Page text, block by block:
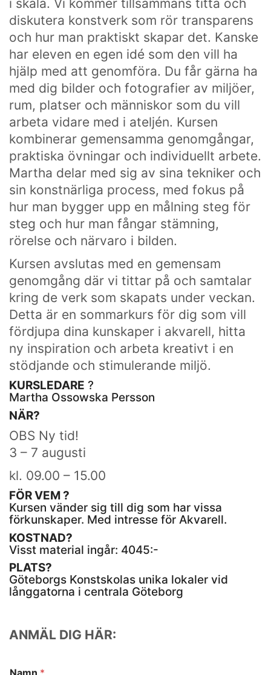
i skala. Vi kommer tillsammans titta och
diskutera konstverk som rör transparens
och hur man praktiskt skapar det. Kanske
har eleven en egen idé som den vill ha
hjälp med att genomföra. Du får gärna ha
med dig bilder och fotografier av miljöer,
rum, platser och människor som du vill
arbeta vidare med i ateljén. Kursen
kombinerar gemensamma genomgångar,
praktiska övningar och individuellt arbete.
Martha delar med sig av sina tekniker och
sin konstnärliga process, med fokus på
hur man bygger upp en målning steg för
steg och hur man fångar stämning,
rörelse och närvaro i bilden.
Kursen avslutas med en gemensam
genomgång där vi tittar på och samtalar
kring de verk som skapats under veckan.
Detta är en sommarkurs för dig som vill
fördjupa dina kunskaper i akvarell, hitta
ny inspiration och arbeta kreativt i en
stödjande och stimulerande miljö.
KURSLEDARE ?
Martha Ossowska Persson
NÄR?
OBS Ny tid!
3 – 7 augusti
kl. 09.00 – 15.00
FÖR VEM ?
Kursen vänder sig till dig som har vissa
förkunskaper. Med intresse för Akvarell.
KOSTNAD?
Visst material ingår: 4045:-
PLATS?
Göteborgs Konstskolas unika lokaler vid
långgatorna i centrala Göteborg
ANMÄL DIG HÄR:
Namn *
Som en bra konstskola värnar vi om kreativ
själv påverka framtiden.